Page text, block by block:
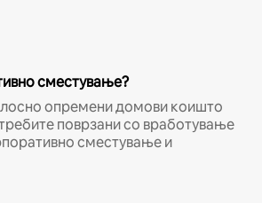
сместување?
опремени домови коишто
поврзани со вработување
сместување и